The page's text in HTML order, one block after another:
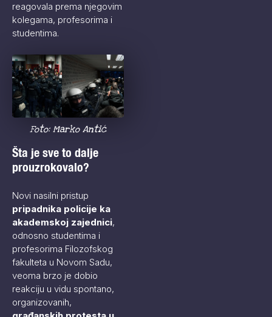
reagovala prema njegovim
kolegama, profesorima i
studentima.
Foto: Marko Antić
Šta je sve to dalje
prouzrokovalo?
Novi nasilni pristup
pripadnika policije ka
akademskoj zajednici,
odnosno studentima i
profesorima Filozofskog
fakulteta u Novom Sadu,
veoma brzo je dobio
reakciju u vidu spontano,
organizovanih,